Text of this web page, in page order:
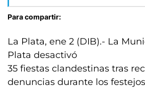
Para compartir:
La Plata, ene 2 (DIB).- La
Plata desactivó
35 fiestas clandestinas tras
denuncias durante los